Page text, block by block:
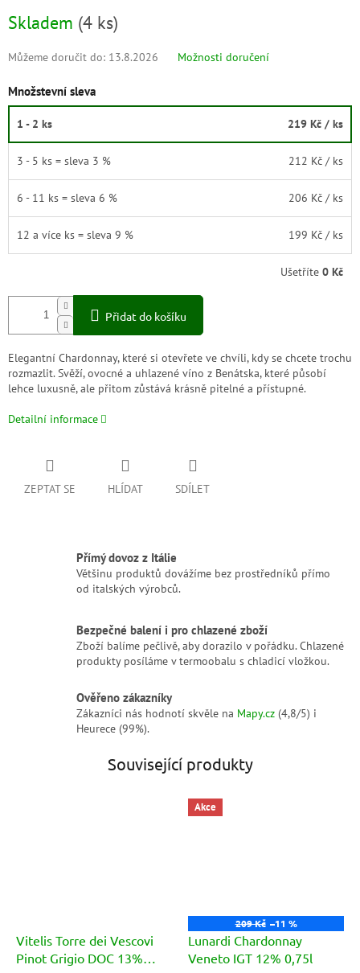
Skladem (4 ks)
Můžeme doručit do: 13.8.2026 Možnosti doručení
Množstevní sleva
1 - 2 ks 219 Kč / ks
3 - 5 ks = sleva 3 % 212 Kč / ks
6 - 11 ks = sleva 6 % 206 Kč / ks
12 a více ks = sleva 9 % 199 Kč / ks
Ušetříte 0 Kč
Přidat do košíku
Elegantní Chardonnay, které si otevřete ve chvíli, kdy se chcete trochu
rozmazlit. Svěží, ovocné a uhlazené víno z Benátska, které působí
lehce luxusně, ale přitom zůstává krásně pitelné a přístupné.
Detailní informace
ZEPTAT SE HLÍDAT SDÍLET
Přímý dovoz z Itálie
Většinu produktů dovážíme bez prostředníků přímo
od italských výrobců.
Bezpečné balení i pro chlazené zboží
Zboží balíme pečlivě, aby dorazilo v pořádku. Chlazené
produkty posíláme v termoobalu s chladicí vložkou.
Ověřeno zákazníky
Zákazníci nás hodnotí skvěle na Mapy.cz (4,8/5) i
Heurece (99%).
Související produkty
Vitelis Torre dei Vescovi
Pinot Grigio DOC 13%
Akce
209 Kč –11 %
Lunardi Chardonnay
Veneto IGT 12% 0,75l